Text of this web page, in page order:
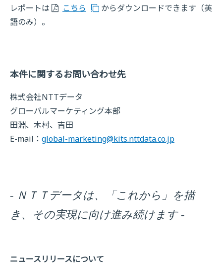
レポートは
こちら
からダウンロードできます（英
語のみ）。
本件に関するお問い合わせ先
株式会社NTTデータ
グローバルマーケティング本部
田淵、木村、吉田
E-mail： global-marketing@kits.nttdata.co.jp
- ＮＴＴデータは、「これから」を描
き、その実現に向け進み続けます -
ニュースリリースについて